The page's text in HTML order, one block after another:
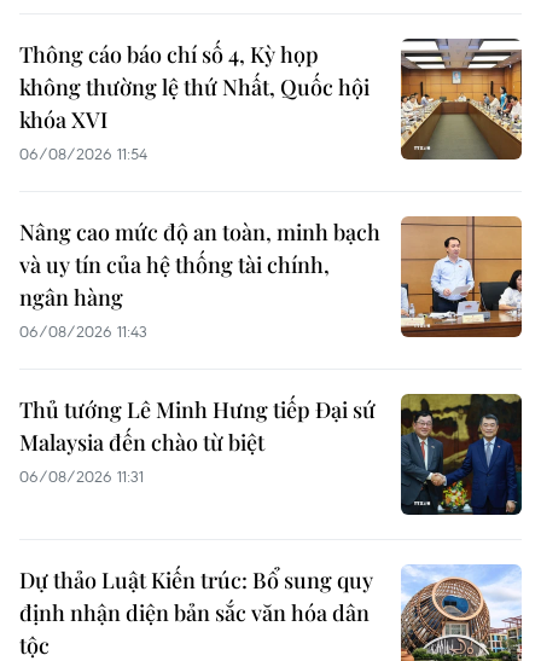
Thông cáo báo chí số 4, Kỳ họp
không thường lệ thứ Nhất, Quốc hội
khóa XVI
06/08/2026 11:54
Nâng cao mức độ an toàn, minh bạch
và uy tín của hệ thống tài chính,
ngân hàng
06/08/2026 11:43
Thủ tướng Lê Minh Hưng tiếp Đại sứ
Malaysia đến chào từ biệt
06/08/2026 11:31
Dự thảo Luật Kiến trúc: Bổ sung quy
định nhận diện bản sắc văn hóa dân
tộc